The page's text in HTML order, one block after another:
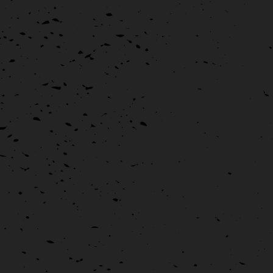
Totems signalétique Musée Hénaff
Graphisme Hénaff
Totems signalétiques pour le musée Hénaff Hénaff m'a confié la
conception graphique des totems qui permettent la bonne
circulation du public vers le [...]